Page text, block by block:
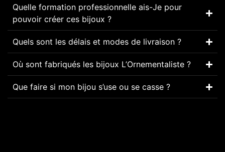
Quelle formation professionnelle ais-Je pour
pouvoir créer ces bijoux ?
Quels sont les délais et modes de livraison ?
Où sont fabriqués les bijoux L’Ornementaliste ?
Que faire si mon bijou s’use ou se casse ?